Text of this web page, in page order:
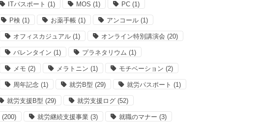
ITパスポート (1) MOS (1) PC (1)
P検 (1) お薬手帳 (1) アンコール (1)
オフィスカジュアル (1) オンライン特別講演会 (20)
バレンタイン (1) プラネタリウム (1)
メモ (2) メラトニン (1) モチベーション (2)
周年記念 (1) 就労B型 (29) 就労パスポート (1)
就労支援B型 (29) 就労支援ログ (52)
(200) 就労継続支援事業 (3) 就職のマナー (3)